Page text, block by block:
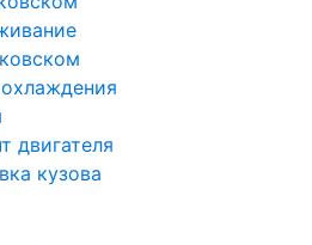
двигателя
кузова